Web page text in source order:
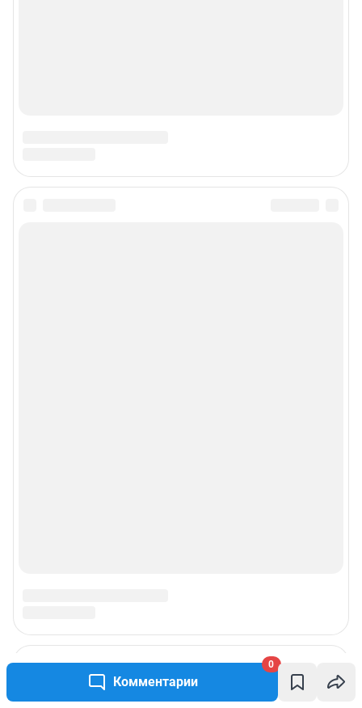
Комментарии
0
Подписаться на новости